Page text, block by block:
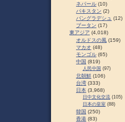
ネパール (10)
パキスタン (2)
バングラデシュ (12)
ブータン (17)
東アジア (4,018)
オルドスの風 (159)
マカオ (48)
モンゴル (65)
中国 (819)
人民中国 (97)
北朝鮮 (106)
台湾 (333)
日本 (3,968)
日中文化交流 (105)
日本の皇室 (88)
韓国 (250)
香港 (83)